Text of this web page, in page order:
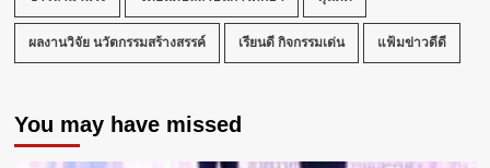
หลัง
ฝน
เช็ค
ความ
พร้อม
ผลงานวิจัย นวัตกรรมสร้างสรรค์ เรียนดี กิจกรรมเด่น แฟ้มข่าวดีดี
You may have missed